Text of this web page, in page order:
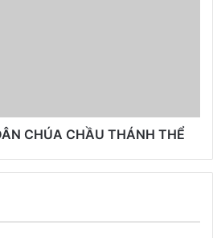
CHÚA CHẦU THÁNH THỂ